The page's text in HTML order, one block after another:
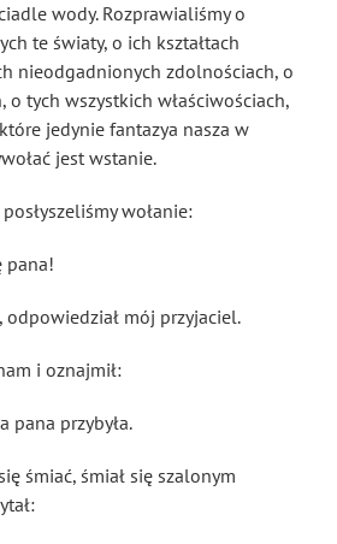
wody. Rozprawialiśmy o
te światy, o ich kształtach
nieodgadnionych zdolnościach, o
o tych wszystkich właściwościach,
jedynie fantazya nasza w
jest wstanie.
wołanie:
pana!
odpowiedział mój przyjaciel.
i oznajmił:
pana przybyła.
śmiać, śmiał się szalonym